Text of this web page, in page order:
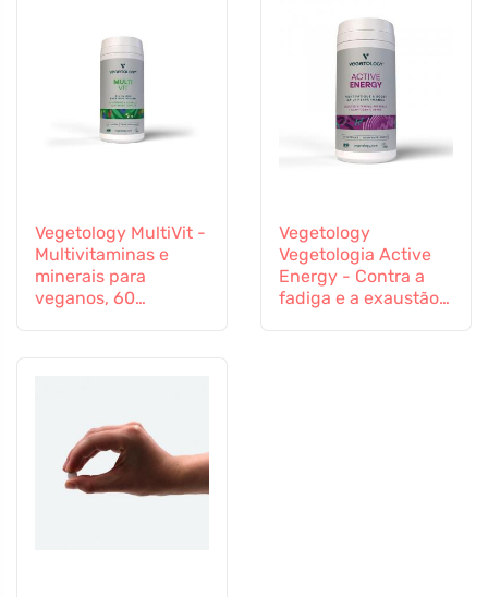
Vegetology MultiVit -
Multivitaminas e
minerais para
veganos, 60
Vegetology
Vegetologia Active
Energy - Contra a
fadiga e a exaustão,